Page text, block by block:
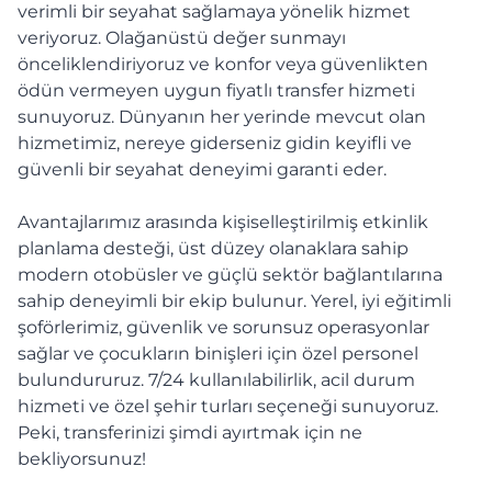
verimli bir seyahat sağlamaya yönelik hizmet
veriyoruz. Olağanüstü değer sunmayı
önceliklendiriyoruz ve konfor veya güvenlikten
ödün vermeyen uygun fiyatlı transfer hizmeti
sunuyoruz. Dünyanın her yerinde mevcut olan
hizmetimiz, nereye giderseniz gidin keyifli ve
güvenli bir seyahat deneyimi garanti eder.
Avantajlarımız arasında kişiselleştirilmiş etkinlik
planlama desteği, üst düzey olanaklara sahip
modern otobüsler ve güçlü sektör bağlantılarına
sahip deneyimli bir ekip bulunur. Yerel, iyi eğitimli
şoförlerimiz, güvenlik ve sorunsuz operasyonlar
sağlar ve çocukların binişleri için özel personel
bulundururuz. 7/24 kullanılabilirlik, acil durum
hizmeti ve özel şehir turları seçeneği sunuyoruz.
Peki, transferinizi şimdi ayırtmak için ne
bekliyorsunuz!